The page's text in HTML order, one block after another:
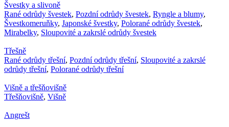
Švestky a slivoně
Rané odrůdy švestek, Pozdní odrůdy švestek, Ryngle a blumy,
Švestkomeruňky, Japonské švestky, Polorané odrůdy švestek,
Mirabelky, Sloupovité a zakrslé odrůdy švestek
Třešně
Rané odrůdy třešní, Pozdní odrůdy třešní, Sloupovité a zakrslé
odrůdy třešní, Polorané odrůdy třešní
Višně a třešňovišně
Třešňovišně, Višně
Angrešt